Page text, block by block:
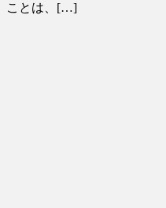
ことは、[…]